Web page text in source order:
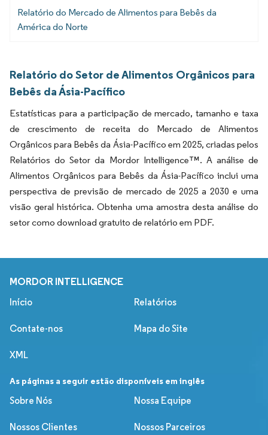
Relatório do Mercado de Alimentos para Bebês da
América do Norte
Relatório do Setor de Alimentos Orgânicos para
Bebês da Ásia-Pacífico
Estatísticas para a participação de mercado, tamanho e taxa
de crescimento de receita do Mercado de Alimentos
Orgânicos para Bebês da Ásia-Pacífico em 2025, criadas pelos
Relatórios do Setor da Mordor Intelligence™. A análise de
Alimentos Orgânicos para Bebês da Ásia-Pacífico inclui uma
perspectiva de previsão de mercado de 2025 a 2030 e uma
visão geral histórica. Obtenha uma amostra desta análise do
setor como download gratuito de relatório em PDF.
MORDOR INTELLIGENCE
Início Relatórios
Contate-nos Mapa do Site
XML
As páginas a seguir estão disponíveis em inglês
Sobre Nós
Nossa Equipe
Nossos Clientes Nossos Parceiros